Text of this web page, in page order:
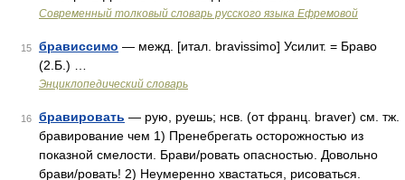
Современный толковый словарь русского языка Ефремовой
15 брависсимо — межд. [итал. bravissimo] Усилит. = Браво
(2.Б.) …
Энциклопедический словарь
16 бравировать — рую, руешь; нсв. (от франц. braver) см. тж.
бравирование чем 1) Пренебрегать осторожностью из
показной смелости. Брави/ровать опасностью. Довольно
брави/ровать! 2) Неумеренно хвастаться, рисоваться.